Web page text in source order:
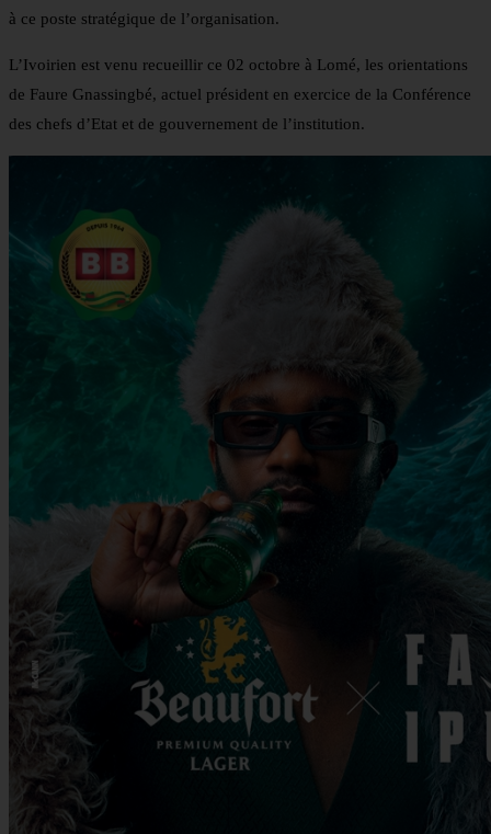
à ce poste stratégique de l’organisation.
L’Ivoirien est venu recueillir ce 02 octobre à Lomé, les orientations
de Faure Gnassingbé, actuel président en exercice de la Conférence
des chefs d’Etat et de gouvernement de l’institution.